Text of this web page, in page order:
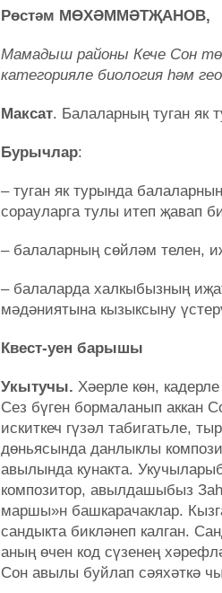
Рөстәм МӨХӘММӘТҖАНОВ,
Мамадыш районы Кече Сон
категорияле биология һәм
Максат. Балаларның туган як
Бурычлар:
– туган як турында
сорауларга тулы итеп җавап
– балаларның сөйләм телен,
– балаларда халкыбызның
мәдәниятына кызыксыну
Квест-уен барышы
Укытучы. Хәерле көн,
Сез бүген бормаланып аккан
искиткеч гүзәл табигатьле,
дөньясында данлыклы
авылында кунакта.
композитор, авылдашыбыз
маршы»н башкарачаклар.
сандыкта бикләнеп калган.
аның өчен код сүзенең
Сон авылы буйлап сәяхәткә